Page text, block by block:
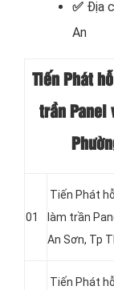
✅ Địa
An
Tiến Phát
trần Panel
01
Tiến Phát
làm trần
An Sơn, Tp
Tiến Phát